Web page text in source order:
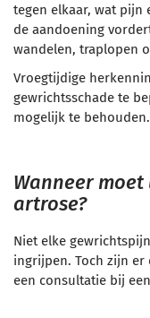
tegen elkaar, wat pijn
de aandoening
wandelen, traplopen
Vroegtijdige
gewrichtsschade te
mogelijk te behouden.
Wanneer
artrose?
Niet elke
ingrijpen. Toch zijn
een consultatie bij